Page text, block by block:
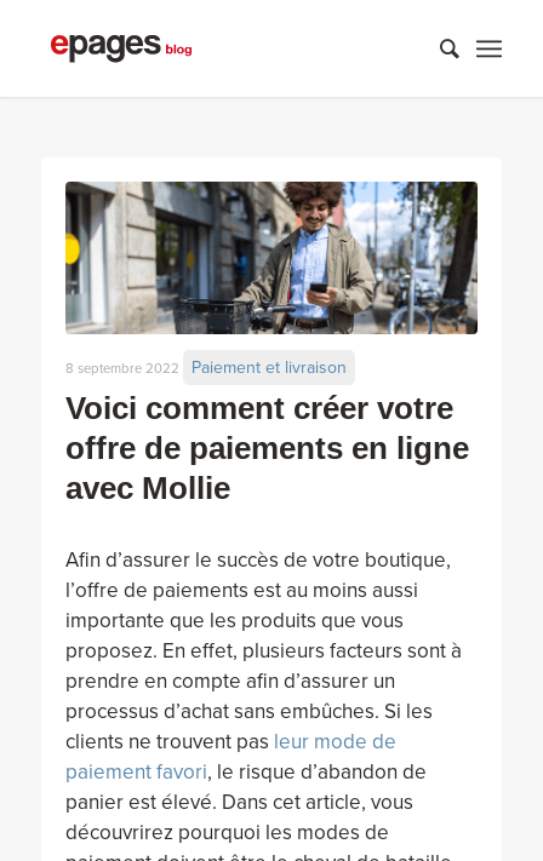
Voici comment créer votre
offre de paiements en ligne
avec Mollie
8 septembre 2022 Paiement et livraison
Afin d’assurer le succès de votre boutique,
l’offre de paiements est au moins aussi
importante que les produits que vous
proposez. En effet, plusieurs facteurs sont à
prendre en compte afin d’assurer un
processus d’achat sans embûches. Si les
clients ne trouvent pas leur mode de
paiement favori, le risque d’abandon de
panier est élevé. Dans cet article, vous
découvrirez pourquoi les modes de